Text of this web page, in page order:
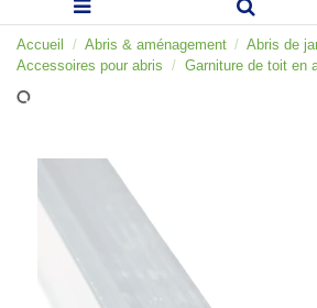
Accueil Abris & aménagement
Abris de
Accessoires pour abris
Garniture de toit en